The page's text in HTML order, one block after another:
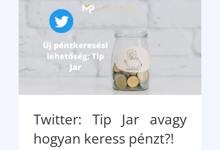
Twitter: Tip Jar avagy
hogyan keress pénzt?!